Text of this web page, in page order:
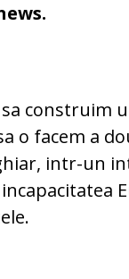
construim
o facem a
intr-un